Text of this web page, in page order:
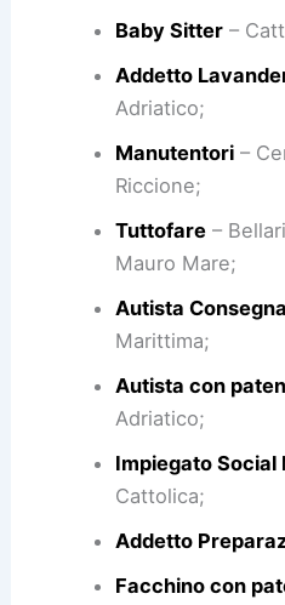
Baby Sitter–
Addetto
Adriatico;
Manutentori–
Riccione;
Tuttofare–
Mauro Mare;
Autista
Marittima;
Autista con
Adriatico;
Impiegato Social
Cattolica;
Addetto
Facchino con